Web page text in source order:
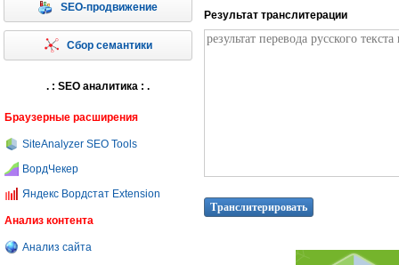
SEO-продвижение
Сбор семантики
. : SEO аналитика : .
Браузерные расширения
SiteAnalyzer SEO Tools
ВордЧекер
Яндекс Вордстат Extension
Анализ контента
Анализ сайта
Результат транслитерации